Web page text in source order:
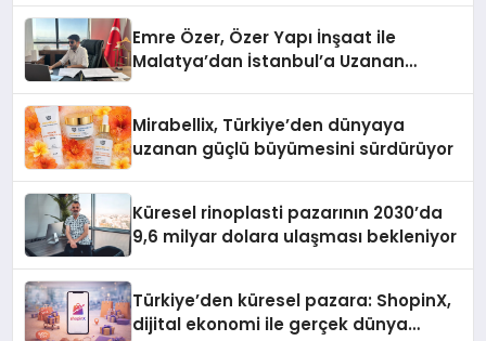
Emre Özer, Özer Yapı İnşaat ile
Malatya’dan İstanbul’a Uzanan
Mirabellix, Türkiye’den dünyaya
uzanan güçlü büyümesini sürdürüyor
Küresel rinoplasti pazarının 2030’da
9,6 milyar dolara ulaşması bekleniyor
Türkiye’den küresel pazara: ShopinX,
dijital ekonomi ile gerçek dünya